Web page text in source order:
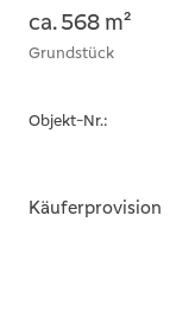
ca. 568 m²
Grundstück
Objekt-Nr.:
Käuferprovision